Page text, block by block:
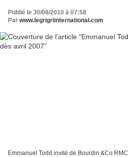
Publié le 30/08/2010 à 07:58
Par www.legrigriinternational.com
Emmanuel Todd invité de Bourdin &Co RMC